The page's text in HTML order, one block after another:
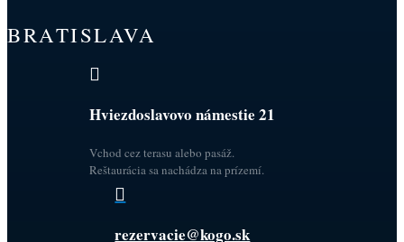
BRATISLAVA

Hviezdoslavovo námestie 21
Vchod cez terasu alebo pasáž.
Reštaurácia sa nachádza na prízemí.

rezervacie@kogo.sk